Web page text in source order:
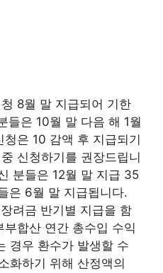
8월 말 지급되어 기한
들은 10월 말 다음 해 1월
은 10 감액 후 지급되기
신청하기를 권장드립니
분들은 12월 말 지급 35
은 6월 말 지급됩니다.
려금 반기별 지급을 함
합산 연간 총수입 수익
경우 환수가 발생할 수
화하기 위해 산정액의